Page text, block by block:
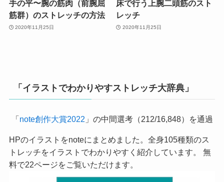
手の平〜腕の筋肉（前腕屈
筋群）のストレッチの方法
2020年11月25日
床で行う上腕二頭筋のスト
レッチ
2020年11月25日
「イラストでわかりやすストレッチ大辞典」
「note創作大賞2022 」の中間選考（212/16,848）を通過
HPのイラストをnoteにまとめました。全身105種類のス
トレッチをイラストでわかりやすく紹介しています。 無
料で22ページをご覧いただけます。